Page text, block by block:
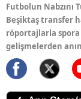
Futbolun Nabzını
Beşiktaş transfer
röportajlarla spora
gelişmelerden